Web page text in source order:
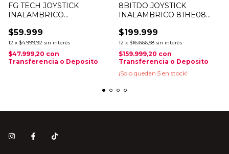
FG TECH JOYSTICK
INALAMBRICO
PC ANDROID COLORES
$59.999
12 x $4.999,92 sin interés
$47.999,20 con
Transferencia o Deposito
8BITDO JOYSTICK
INALAMBRICO 81HE08
CARGADORA WIN /
ANDROID WUCHANG
EDITION
$199.999
12 x $16.666,58 sin interés
$159.999,20 con
Transferencia o Deposito
¡Solo quedan 5 en stock!